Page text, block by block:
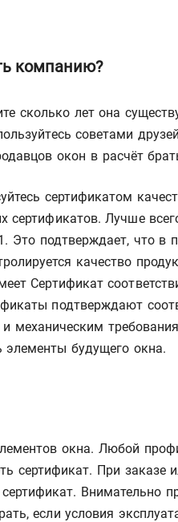
компанию?
сколько лет она
советами
окон в расчёт
сертификатом
сертификатов. Лучше
подтверждает, что в
качество
Сертификат
подтверждают
механическим
будущего окна.
окна. Любой
сертификат. При заказе
Внимательно
если условия